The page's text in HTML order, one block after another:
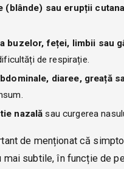
(blânde) sau erupții
buzelor, feței, limbii sau
de respirație.
diaree, greață
nazală sau curgerea
de menționat că
mai subtile, în funcție de